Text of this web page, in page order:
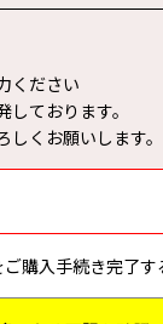
ください
ております。
くお願いします。
ご購入手続き完了